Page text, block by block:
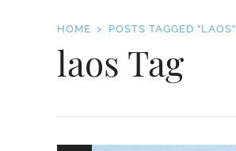
HOME POSTS TAGGED "LAOS"
laos Tag